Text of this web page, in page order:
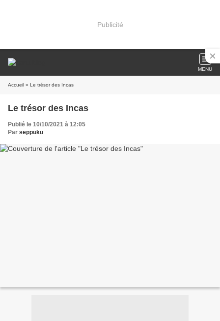
Publicité
MENU
Accueil » Le trésor des Incas
Le trésor des Incas
Publié le 10/10/2021 à 12:05
Par seppuku